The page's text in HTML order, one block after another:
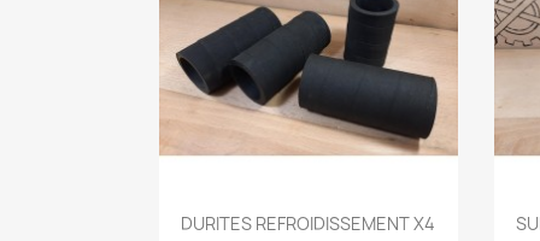
Aperçu rapide
DURITES REFROIDISSEMENT X4